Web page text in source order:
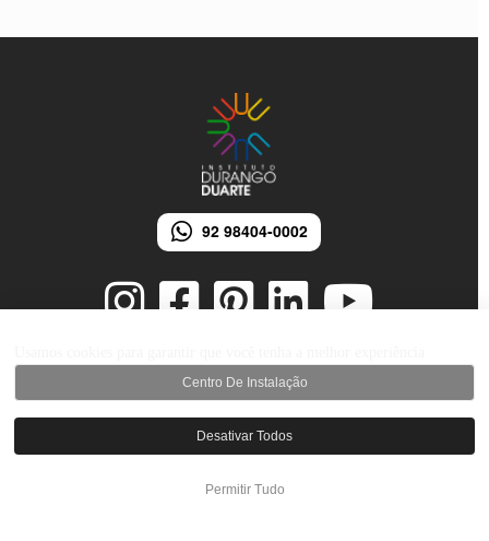
92 98404-0002
© 2026 Instituto Durango Duarte - Todos os direitos reservados.
Desenvolvido por iMarketing Agência Digital
Centro De Instalação
Desativar Todos
Permitir Tudo